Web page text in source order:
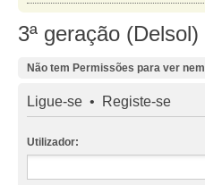
3ª geração (Delsol)
Não tem Permissões para ver
Ligue-se • Registe-se
Utilizador: